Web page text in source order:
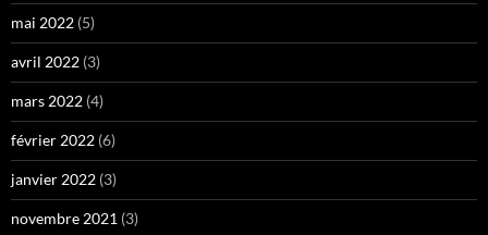
mai 2022 (5)
avril 2022 (3)
mars 2022 (4)
février 2022 (6)
janvier 2022 (3)
novembre 2021 (3)